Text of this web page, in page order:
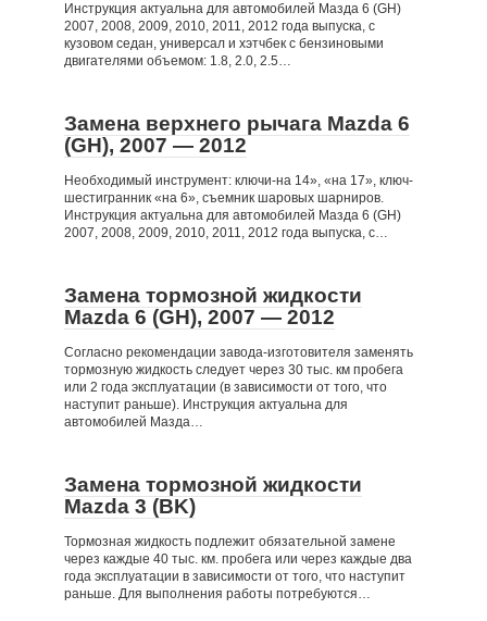
Инструкция актуальна для автомобилей Мазда 6 (GH)
2007, 2008, 2009, 2010, 2011, 2012 года выпуска, с
кузовом седан, универсал и хэтчбек с бензиновыми
двигателями объемом: 1.8, 2.0, 2.5…
Замена верхнего рычага Mazda 6
(GH), 2007 — 2012
Необходимый инструмент: ключи-на 14», «на 17», ключ-
шестигранник «на 6», съемник шаровых шарниров.
Инструкция актуальна для автомобилей Мазда 6 (GH)
2007, 2008, 2009, 2010, 2011, 2012 года выпуска, с…
Замена тормозной жидкости
Mazda 6 (GH), 2007 — 2012
Согласно рекомендации завода-изготовителя заменять
тормозную жидкость следует через 30 тыс. км пробега
или 2 года эксплуатации (в зависимости от того, что
наступит раньше). Инструкция актуальна для
автомобилей Мазда…
Замена тормозной жидкости
Mazda 3 (BK)
Тормозная жидкость подлежит обязательной замене
через каждые 40 тыс. км. пробега или через каждые два
года эксплуатации в зависимости от того, что наступит
раньше. Для выполнения работы потребуются…